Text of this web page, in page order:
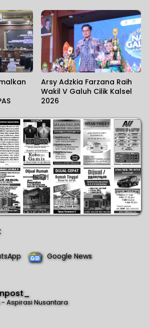
Arsy Adzkia Farzana Raih
Wakil V Galuh Cilik Kalsel
2026
Google News
Aspirasi Nusantara